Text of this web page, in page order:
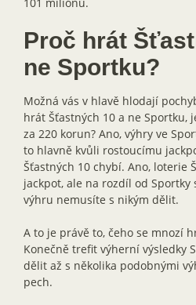
Proč hrát
ne Sportku?
Možná vás v hlavě hlodají
hrát Šťastných 10 a ne Sportku,
za 220 korun? Ano, výhry ve
to hlavně kvůli rostoucímu
Šťastných 10 chybí. Ano, loterie
jackpot, ale na rozdíl od Sportky
výhru nemusíte s nikým dělit.
A to je právě to, čeho se mnozí
Konečně trefit výherní výsledky
dělit až s několika podobnými
pech.